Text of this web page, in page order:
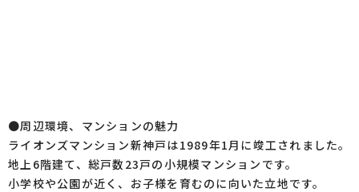
●周辺環境、マンションの魅力
ライオンズマンション新神戸は1989年1月に竣工されました。
地上6階建て、総戸数23戸の小規模マンションです。
小学校や公園が近く、お子様を育むのに向いた立地です。